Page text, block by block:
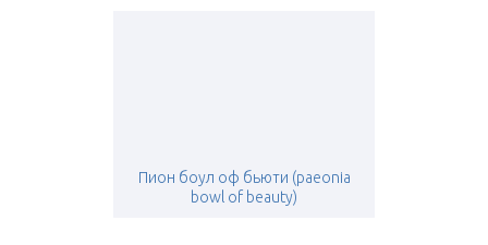
Пион боул оф бьюти (paeonia
bowl of beauty)